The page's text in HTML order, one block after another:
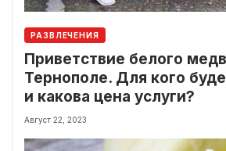
РАЗВЛЕЧЕНИЯ
Приветствие белого
Тернополе. Для кого
и какова цена услуги?
Август 22, 2023